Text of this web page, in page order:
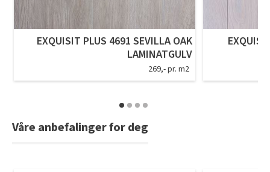
EXQUISIT PLUS 4691 SEVILLA OAK
LAMINATGULV
269,- pr. m2
Våre anbefalinger for deg